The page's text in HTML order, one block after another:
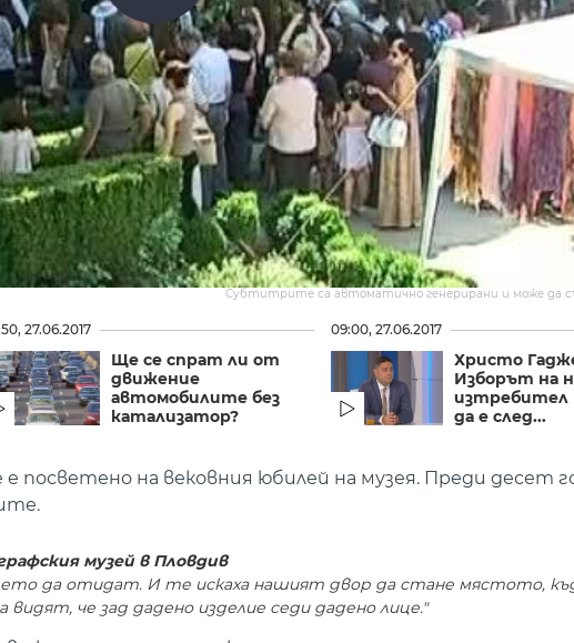
Субтитрите са автоматично генерирани и може да
27.06.2017
Ще се спрат ли от
движение
автомобилите без
катализатор?
09:00, 27.06.2017
Христо
Изборът на
изтребител
да е след...
посветено на вековния юбилей на музея. Преди десет
музей в Пловдив
да отидат. И те искаха нашият двор да стане мястото,
видят, че зад дадено изделие седи дадено лице."